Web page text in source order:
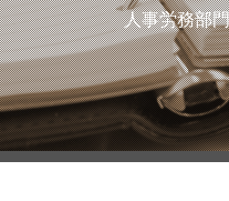
人事労務部